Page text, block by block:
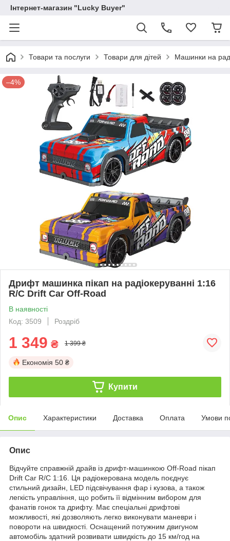
Інтернет-магазин "Lucky Buyer"
Товари та послуги Товари для дітей Машинки на
–4%
Дрифт машинка пікап на радіокеруванні 1:16
R/C Drift Car Off-Road
В наявності
Код: 3509
Роздріб
1 349 ₴ 1 399 ₴
Економія 50 ₴
Купити
Опис Характеристики Доставка Оплата Умови
Опис
Відчуйте справжній драйв із дрифт-машинкою Off-Road пікап
Drift Car R/C 1:16. Ця радіокерована модель поєднує
стильний дизайн, LED підсвічування фар і кузова, а також
легкість управління, що робить її відмінним вибором для
фанатів гонок та дрифту. Має спеціальні дрифтові
можливості, які дозволяють легко виконувати маневри і
повороти на швидкості. Оснащений потужним двигуном
автомобіль здатний розвивати швидкість до 15 км/год на